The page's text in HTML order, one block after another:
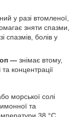
у разі втомленої,
зняти спазми,
спазмів, болів у
— знімає втому,
концентрації
морської солі
та